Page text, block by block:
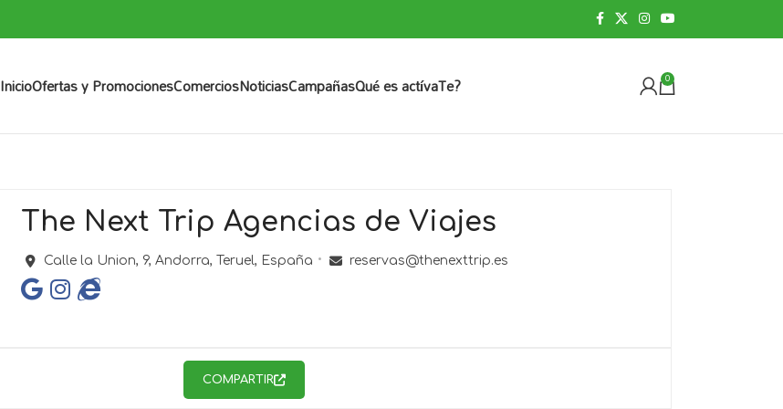
InicioOfertas y PromocionesComerciosNoticiasCampañasQué es actívaTe? 0
The Next Trip Agencias de Viajes
Calle la Union, 9, Andorra, Teruel, España reservas@thenexttrip.es
COMPARTIR